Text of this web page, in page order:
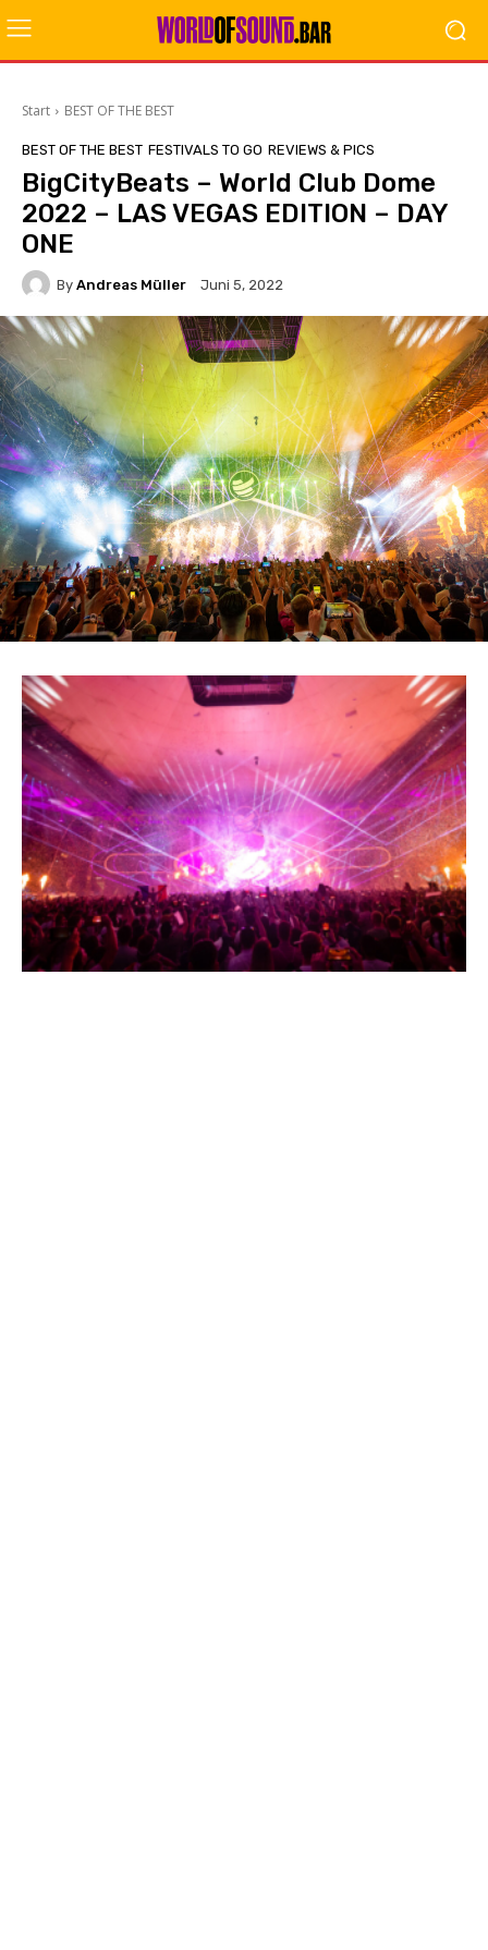
Start BEST OF THE BEST
BEST OF THE BEST FESTIVALS TO GO REVIEWS & PICS
BigCityBeats – World Club Dome
2022 – LAS VEGAS EDITION – DAY
ONE
By Andreas Müller Juni 5, 2022